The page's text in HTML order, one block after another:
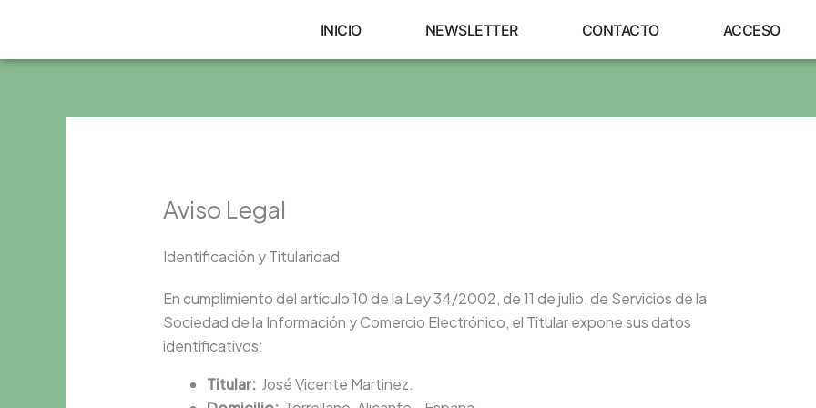
contenido
INICIO NEWSLETTER CONTACTO ACCESO
Aviso Legal
Identificación y Titularidad
En cumplimiento del artículo 10 de la Ley 34/2002, de 11 de julio, de Servicios de la
Sociedad de la Información y Comercio Electrónico, el Titular expone sus datos
identificativos:
Titular:José Vicente Martinez.